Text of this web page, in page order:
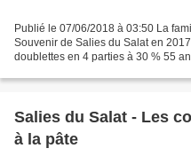
Publié le 07/06/2018 à 03:50 La
Souvenir de Salies du Salat en
doublettes en 4 parties à 30 % 55
Salies du Salat - Les
à la pâte